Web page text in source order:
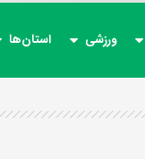
ورزشی استان‌ها